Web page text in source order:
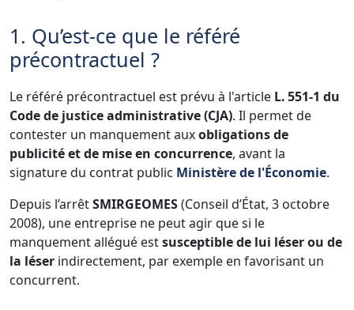
1. Qu’est-ce que le référé
précontractuel ?
Le référé précontractuel est prévu à l'article L. 551‑1 du
Code de justice administrative (CJA). Il permet de
contester un manquement auxobligations de
publicité et de mise en concurrence, avant la
signature du contrat public Ministère de l'Économie.
Depuis l’arrêtSMIRGEOMES(Conseil d’État, 3 octobre
2008), une entreprise ne peut agir que si le
manquement allégué estsusceptible de lui léser ou de
la léser indirectement, par exemple en favorisant un
concurrent.